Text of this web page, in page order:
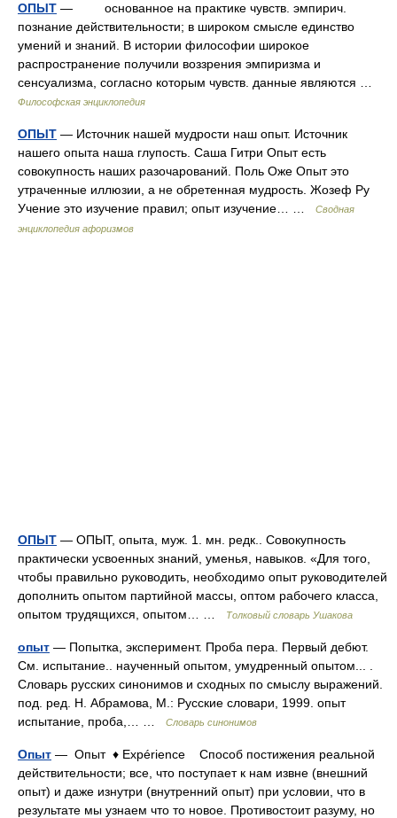
ОПЫТ — основанное на практике чувств. эмпирич.
познание действительности; в широком смысле единство
умений и знаний. В истории философии широкое
распространение получили воззрения эмпиризма и
сенсуализма, согласно которым чувств. данные являются …
Философская энциклопедия
ОПЫТ — Источник нашей мудрости наш опыт. Источник
нашего опыта наша глупость. Саша Гитри Опыт есть
совокупность наших разочарований. Поль Оже Опыт это
утраченные иллюзии, а не обретенная мудрость. Жозеф Ру
Учение это изучение правил; опыт изучение… …
Сводная
энциклопедия афоризмов
ОПЫТ — ОПЫТ, опыта, муж. 1. мн. редк.. Совокупность
практически усвоенных знаний, уменья, навыков. «Для того,
чтобы правильно руководить, необходимо опыт руководителей
дополнить опытом партийной массы, оптом рабочего класса,
опытом трудящихся, опытом… …
Толковый словарь Ушакова
опыт — Попытка, эксперимент. Проба пера. Первый дебют.
См. испытание.. наученный опытом, умудренный опытом... .
Словарь русских синонимов и сходных по смыслу выражений.
под. ред. Н. Абрамова, М.: Русские словари, 1999. опыт
испытание, проба,… …
Словарь синонимов
Опыт — Опыт ♦ Expérience Способ постижения реальной
действительности; все, что поступает к нам извне (внешний
опыт) и даже изнутри (внутренний опыт) при условии, что в
результате мы узнаем что то новое. Противостоит разуму, но